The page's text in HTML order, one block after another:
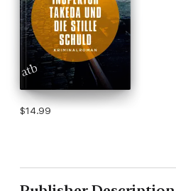
$14.99